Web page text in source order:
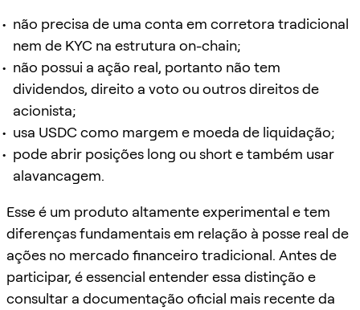
não precisa de uma conta em corretora tradicional
nem de KYC na estrutura on-chain;
não possui a ação real, portanto não tem
dividendos, direito a voto ou outros direitos de
acionista;
usa USDC como margem e moeda de liquidação;
pode abrir posições long ou short e também usar
alavancagem.
Esse é um produto altamente experimental e tem
diferenças fundamentais em relação à posse real de
ações no mercado financeiro tradicional. Antes de
participar, é essencial entender essa distinção e
consultar a documentação oficial mais recente da